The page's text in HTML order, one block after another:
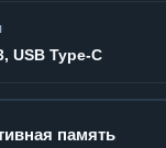
USB Type-C
память